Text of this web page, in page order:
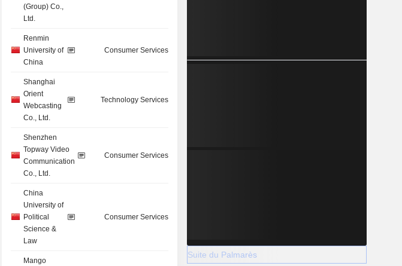
(Group) Co.,
Ltd.
Renmin
University of
China
Consumer Services
Shanghai
Orient
Webcasting
Co., Ltd.
Technology Services
Shenzhen
Topway Video
Communication
Co., Ltd.
Consumer Services
China
University of
Political
Science &
Law
Consumer Services
Mango
Suite du Palmarès